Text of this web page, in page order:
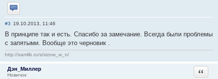
Отправить личное сообщение
#3 19.10.2013, 11:46
В принципе так и есть. Спасибо за замечание. Всегда были проблемы
с запятыми. Вообще это черновик .
http://samlib.ru/s/sizow_w_n/
Дэн_Миллер
Новичок